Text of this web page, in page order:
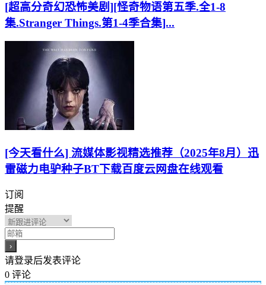
[超高分奇幻恐怖美剧][怪奇物语第五季.全1-8
集.Stranger Things.第1-4季合集]...
[今天看什么] 流媒体影视精选推荐（2025年8月）迅
雷磁力电驴种子BT下载百度云网盘在线观看
订阅
提醒
请登录后发表评论
0 评论